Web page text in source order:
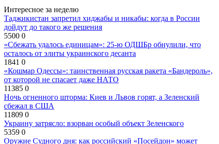
Интересное за неделю
Таджикистан запретил хиджабы и никабы: когда в России
дойдут до такого же решения
5500 0
«Сбежать удалось единицам»: 25-ю ОДШБр обнулили, что
осталось от элиты украинского десанта
1841 0
«Кошмар Одессы»: таинственная русская ракета «Бандероль»,
от которой не спасает даже НАТО
11385 0
Ночь огненного шторма: Киев и Львов горят, а Зеленский
сбежал в США
11809 0
Украину затрясло: взорван особый объект Зеленского
5359 0
Оружие Судного дня: как российский «Посейдон» может